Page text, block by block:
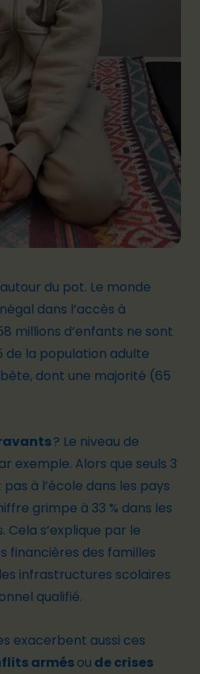
du pot. Le monde
dans l’accès à
millions d’enfants ne sont
de la population adulte
, dont une majorité (65
? Le niveau de
exemple. Alors que seuls 3
à l’école dans les pays
grimpe à 33 % dans les
. Cela s’explique par le
financières des familles
infrastructures scolaires
qualifié.
exacerbent aussi ces
armésou de crises